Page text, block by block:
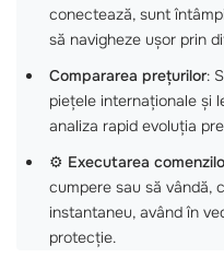
conectează, sunt
să navigheze ușor prin
Compararea prețurilor:
piețele internaționale și
analiza rapid evoluția
⚙️ Executarea
cumpere sau să vândă,
instantaneu, având în
protecție.